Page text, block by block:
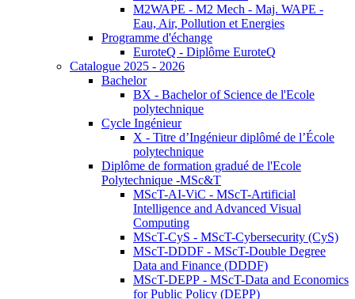
M2WAPE - M2 Mech - Maj. WAPE -
Eau, Air, Pollution et Energies
Programme d'échange
EuroteQ - Diplôme EuroteQ
Catalogue 2025 - 2026
Bachelor
BX - Bachelor of Science de l'Ecole
polytechnique
Cycle Ingénieur
X - Titre d’Ingénieur diplômé de l’École
polytechnique
Diplôme de formation gradué de l'Ecole
Polytechnique -MSc&T
MScT-AI-ViC - MScT-Artificial
Intelligence and Advanced Visual
Computing
MScT-CyS - MScT-Cybersecurity (CyS)
MScT-DDDF - MScT-Double Degree
Data and Finance (DDDF)
MScT-DEPP - MScT-Data and Economics
for Public Policy (DEPP)